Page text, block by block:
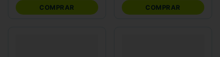
COMPRAR COMPRAR